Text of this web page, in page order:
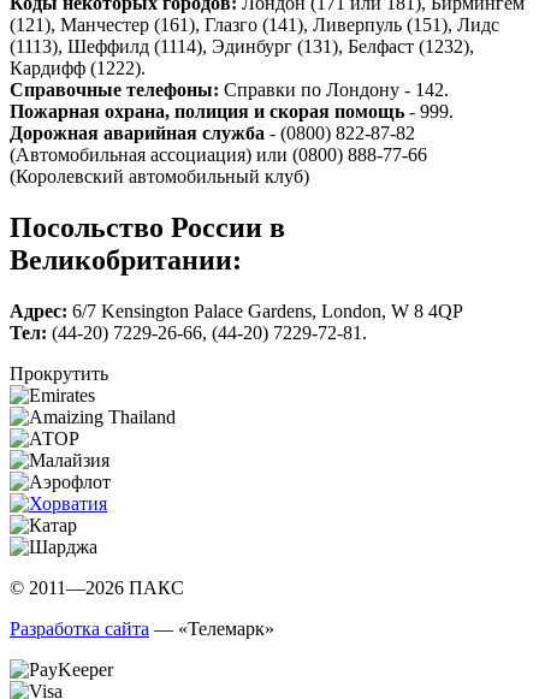
(121), Манчестер (161), Глазго (141), Ливерпуль (151), Лидс
(1113), Шеффилд (1114), Эдинбург (131), Белфаст (1232),
Кардифф (1222).
Справочные телефоны: Справки по Лондону - 142.
Пожарная охрана, полиция и скорая помощь - 999.
Дорожная аварийная служба - (0800) 822-87-82
(Автомобильная ассоциация) или (0800) 888-77-66
(Королевский автомобильный клуб)
Посольство России в
Великобритании:
Адрес: 6/7 Kensington Palace Gardens, London, W 8 4QP
Тел: (44-20) 7229-26-66, (44-20) 7229-72-81.
Прокрутить
© 2011—2026 ПАКС
Разработка сайта — «Телемарк»